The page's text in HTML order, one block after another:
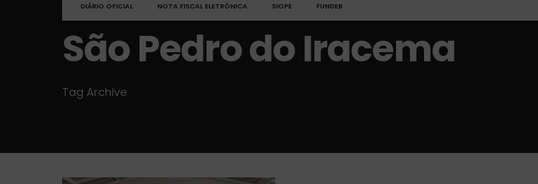
DIÁRIO OFICIAL NOTA FISCAL ELETRÔNICA SIOPE FUNDEB
São Pedro do Iracema
Tag Archive